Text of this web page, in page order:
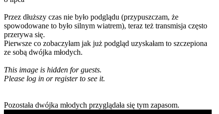
Przez dłuższy czas nie było podglądu (przypuszczam, że
spowodowane to było silnym wiatrem), teraz też transmisja często
przerywa się.
Pierwsze co zobaczyłam jak już podgląd uzyskałam to szczepiona
ze sobą dwójka młodych.
This image is hidden for guests.
Please log in or register to see it.
Pozostała dwójka młodych przyglądała się tym zapasom.